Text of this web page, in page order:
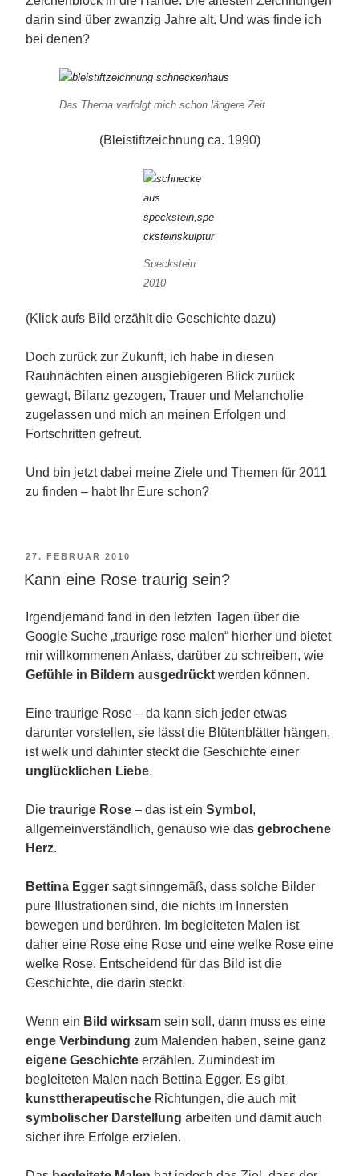
darin sind über zwanzig Jahre alt. Und was finde ich
bei denen?
Das Thema verfolgt mich schon längere Zeit
(Bleistiftzeichnung ca. 1990)
Speckstein
2010
(Klick aufs Bild erzählt die Geschichte dazu)
Doch zurück zur Zukunft, ich habe in diesen
Rauhnächten einen ausgiebigeren Blick zurück
gewagt, Bilanz gezogen, Trauer und Melancholie
zugelassen und mich an meinen Erfolgen und
Fortschritten gefreut.
Und bin jetzt dabei meine Ziele und Themen für 2011
zu finden – habt Ihr Eure schon?
VERÖFFENTLICHT
AM
27. FEBRUAR 2010
Kann eine Rose traurig sein?
Irgendjemand fand in den letzten Tagen über die
Google Suche „traurige rose malen“ hierher und bietet
mir willkommenen Anlass, darüber zu schreiben, wie
Gefühle in Bildern ausgedrückt werden können.
Eine traurige Rose – da kann sich jeder etwas
darunter vorstellen, sie lässt die Blütenblätter hängen,
ist welk und dahinter steckt die Geschichte einer
unglücklichen Liebe.
Die traurige Rose – das ist ein Symbol ,
allgemeinverständlich, genauso wie das gebrochene
Herz.
Bettina Egger sagt sinngemäß, dass solche Bilder
pure Illustrationen sind, die nichts im Innersten
bewegen und berühren. Im begleiteten Malen ist
daher eine Rose eine Rose und eine welke Rose eine
welke Rose. Entscheidend für das Bild ist die
Geschichte, die darin steckt.
Wenn ein Bild wirksam sein soll, dann muss es eine
enge Verbindung zum Malenden haben, seine ganz
eigene Geschichte erzählen. Zumindest im
begleiteten Malen nach Bettina Egger. Es gibt
kunsttherapeutische Richtungen, die auch mit
symbolischer Darstellung arbeiten und damit auch
sicher ihre Erfolge erzielen.